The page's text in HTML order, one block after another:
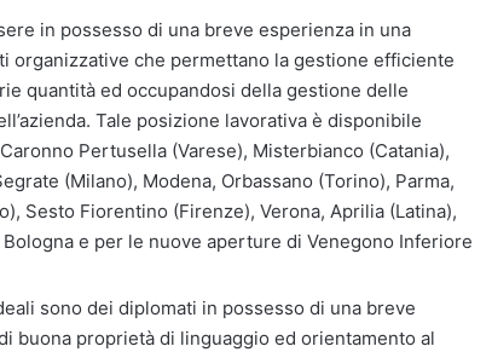
in possesso di una breve esperienza in una
organizzative che permettano la gestione efficiente
quantità ed occupandosi della gestione delle
Tale posizione lavorativa è disponibile
Pertusella (Varese), Misterbianco (Catania),
(Milano), Modena, Orbassano (Torino), Parma,
Sesto Fiorentino (Firenze), Verona, Aprilia (Latina),
e per le nuove aperture di Venegono Inferiore
sono dei diplomati in possesso di una breve
buona proprietà di linguaggio ed orientamento al